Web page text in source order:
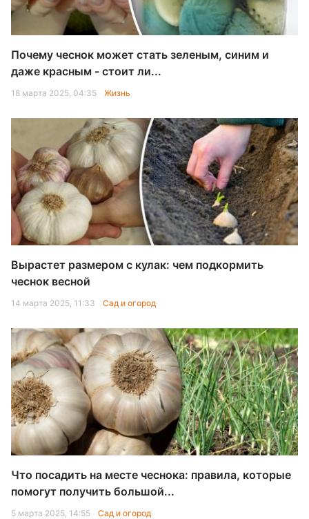
Почему чеснок может стать зеленым, синим и
даже красным - стоит ли...
18 марта 2025, 04:35 Жизнь
Вырастет размером с кулак: чем подкормить
чеснок весной
14 марта 2025, 11:33 Сад и огород
Что посадить на месте чеснока: правила, которые
помогут получить большой...
5 марта 2025, 14:55 Сад и огород